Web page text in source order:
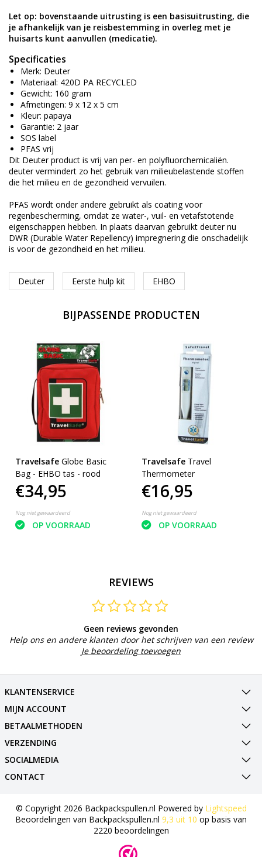
Let op: bovenstaande uitrusting is een basisuitrusting, die
je afhankelijk van je reisbestemming in overleg met je
huisarts kunt aanvullen (medicatie).
Specificaties
Merk: Deuter
Materiaal: 420D PA RECYCLED
Gewicht: 160 gram
Afmetingen: 9 x 12 x 5 cm
Kleur: papaya
Garantie: 2 jaar
SOS label
PFAS vrij
Dit Deuter product is vrij van per- en polyfluorchemicaliën.
deuter vermindert zo het gebruik van milieubelastende stoffen
die het milieu en de gezondheid vervuilen.
PFAS wordt onder andere gebruikt als coating voor
regenbescherming, omdat ze water-, vuil- en vetafstotende
eigenschappen hebben. In plaats daarvan gebruikt deuter nu
DWR (Durable Water Repellency) impregnering die onschadelijk
is voor de gezondheid en het milieu.
Deuter Eerste hulp kit EHBO
BIJPASSENDE PRODUCTEN
Travelsafe Globe Basic
Bag - EHBO tas - rood
€34,95
Nog niet gewaardeerd
OP VOORRAAD
Travelsafe Travel
Thermometer
€16,95
Nog niet gewaardeerd
OP VOORRAAD
REVIEWS
Geen reviews gevonden
Help ons en andere klanten door het schrijven van een review
Je beoordeling toevoegen
KLANTENSERVICE
MIJN ACCOUNT
BETAALMETHODEN
VERZENDING
SOCIALMEDIA
CONTACT
© Copyright 2026 Backpackspullen.nl Powered by Lightspeed
Beoordelingen van Backpackspullen.nl 9,3 uit 10 op basis van
2220 beoordelingen